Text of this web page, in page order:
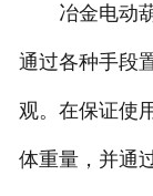
冶金电动葫
通过各种手段
观。在保证使
体重量，并通